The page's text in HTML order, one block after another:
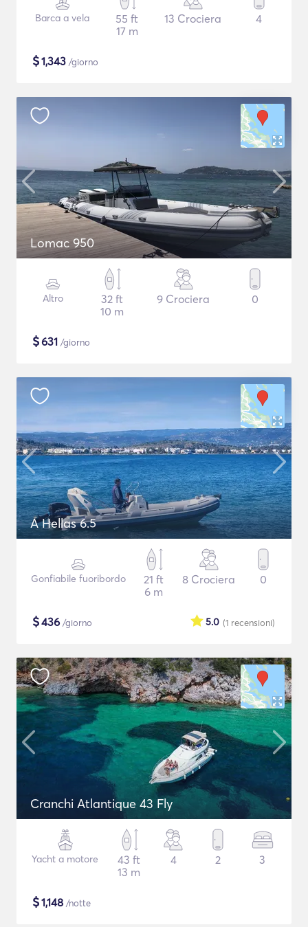
Barca a vela
55 ft
17 m
13 Crociera 4
$1,343 /giorno
Lomac 950
Altro
32 ft
10 m
9 Crociera 0
$631 /giorno
A Hellas 6.5
Gonfiabile fuoribordo
21 ft
6 m
8 Crociera 0
$436 /giorno (1 recensioni)
5.0
Cranchi Atlantique 43 Fly
Yacht a motore
43 ft
13 m
4 2 3
$1,148 /notte